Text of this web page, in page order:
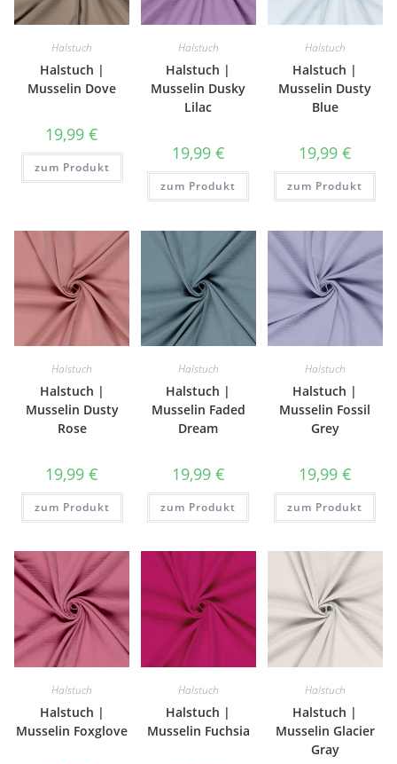
Halstuch
Halstuch |
Musselin Dove
19,99€
zum Produkt
Halstuch
Halstuch |
Musselin Dusky
Lilac
19,99 €
zum Produkt
Halstuch
Halstuch |
Musselin Dusty
Blue
19,99 €
zum Produkt
Halstuch
Halstuch |
Musselin Dusty
Rose
19,99€
zum Produkt
Halstuch
Halstuch |
Musselin Faded
Dream
19,99 €
zum Produkt
Halstuch
Halstuch |
Musselin Fossil
Grey
19,99 €
zum Produkt
Halstuch
Halstuch |
Musselin Foxglove
Halstuch
Halstuch |
Musselin Fuchsia
Halstuch
Halstuch |
Musselin Glacier
Gray